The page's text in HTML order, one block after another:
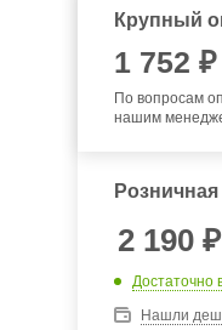
Крупный
1 752 ₽
По вопросам
нашим
2 190₽
Достаточно
Нашли